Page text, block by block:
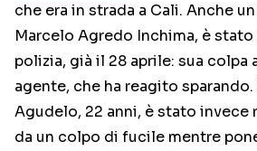
che era in strada a Cali. Anche
Marcelo Agredo Inchima, è
polizia, già il 28 aprile: sua colpa
agente, che ha reagito
Agudelo, 22 anni, è stato invece
da un colpo di fucile mentre